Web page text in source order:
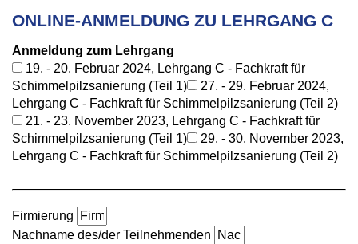
ONLINE-ANMELDUNG ZU LEHRGANG C
Anmeldung zum Lehrgang
19. - 20. Februar 2024, Lehrgang C - Fachkraft für
Schimmelpilzsanierung (Teil 1)
27. - 29. Februar 2024,
Lehrgang C - Fachkraft für Schimmelpilzsanierung (Teil 2)
21. - 23. November 2023, Lehrgang C - Fachkraft für
Schimmelpilzsanierung (Teil 1)
29. - 30. November 2023,
Lehrgang C - Fachkraft für Schimmelpilzsanierung (Teil 2)
Firmierung
Nachname des/der Teilnehmenden